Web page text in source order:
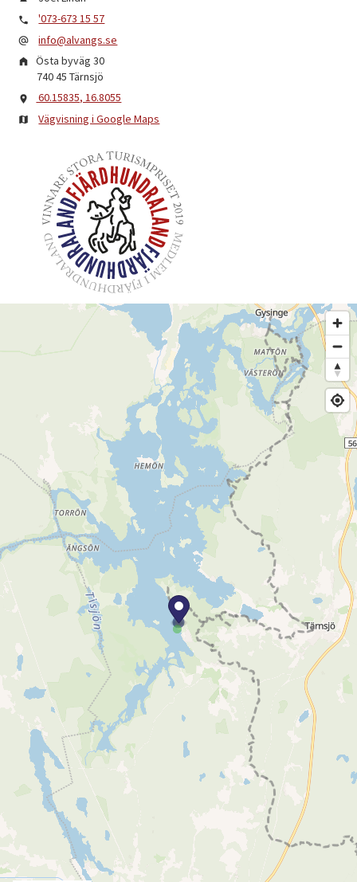
'073-673 15 57
info@alvangs.se
Östa byväg 30
740 45 Tärnsjö
60.15835, 16.8055
Vägvisning i Google Maps